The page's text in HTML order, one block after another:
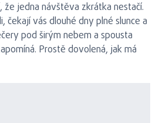
že jedna návštěva zkrátka nestačí.
čekají vás dlouhé dny plné slunce a
pod širým nebem a spousta
Prostě dovolená, jak má